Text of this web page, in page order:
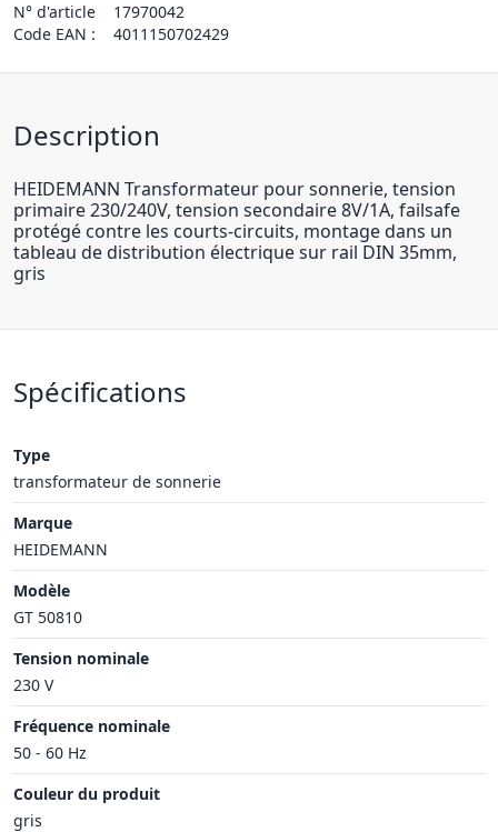
N° d'article
17970042
Code EAN :
4011150702429
Description
HEIDEMANN Transformateur pour sonnerie, tension
primaire 230/240V, tension secondaire 8V/1A, failsafe
protégé contre les courts-circuits, montage dans un
tableau de distribution électrique sur rail DIN 35mm,
gris
Spécifications
Type
transformateur de sonnerie
Marque
HEIDEMANN
Modèle
GT 50810
Tension nominale
230 V
Fréquence nominale
50 - 60 Hz
Couleur du produit
gris